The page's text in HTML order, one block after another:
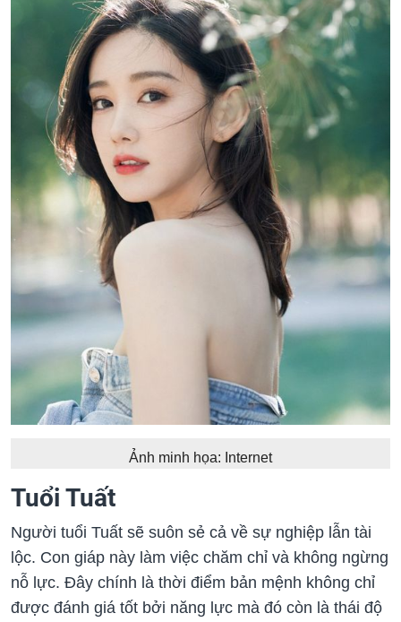
Ảnh minh họa: Internet
Tuổi Tuất
Người tuổi Tuất sẽ suôn sẻ cả về sự nghiệp lẫn tài
lộc. Con giáp này làm việc chăm chỉ và không ngừng
nỗ lực. Đây chính là thời điểm bản mệnh không chỉ
được đánh giá tốt bởi năng lực mà đó còn là thái độ